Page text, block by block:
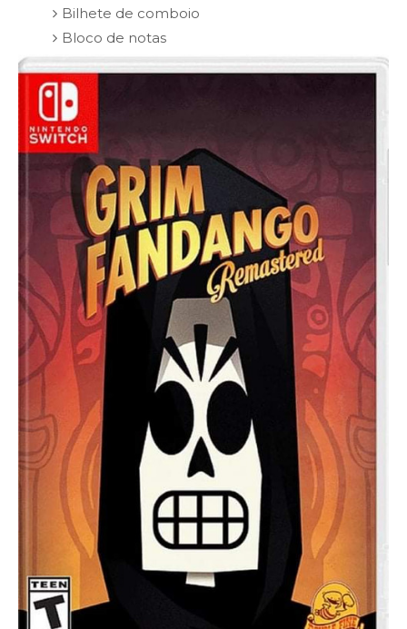
Bilhete de comboio
Bloco de notas